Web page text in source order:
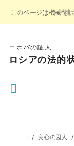
このページは機械翻
エホバの証人
ロシアの法的
良心の囚人